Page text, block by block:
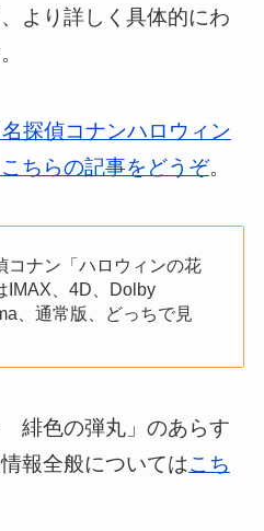
より詳しく具体的にわ
探偵コナンハロウィン
ちらの記事をどうぞ。
コナン「ハロウィンの花
IMAX、4D、Dolby
、通常版、どっちで見
緋色の弾丸」のあらす
報全般についてはこち